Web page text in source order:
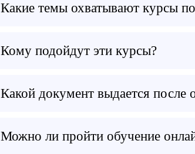
Какие темы охватывают курсы
Кому подойдут эти курсы?
Какой документ выдается после
Можно ли пройти обучение